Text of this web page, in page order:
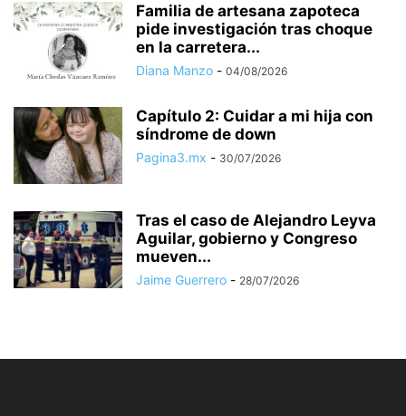
Familia de artesana zapoteca
pide investigación tras choque
en la carretera...
Diana Manzo - 04/08/2026
Capítulo 2: Cuidar a mi hija con
síndrome de down
Pagina3.mx - 30/07/2026
Tras el caso de Alejandro Leyva
Aguilar, gobierno y Congreso
mueven...
Jaime Guerrero - 28/07/2026